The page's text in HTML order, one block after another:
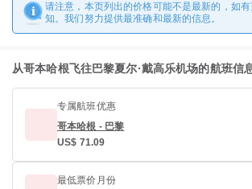
请注意，本页列出的价格可能不是最新的，如
知。我们努力提供最准确和最新的信息。
从哥本哈根飞往巴黎夏尔·戴高乐机场的航班信
专属航班优惠
哥本哈根 - 巴黎
US$ 71.09
最低票价月份